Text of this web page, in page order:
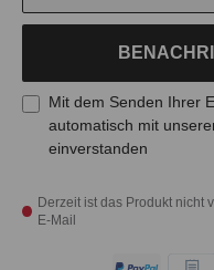
Derzeit ist das Produkt nicht
E-Mail
Mit dem Senden Ihrer
automatisch mit
einverstanden